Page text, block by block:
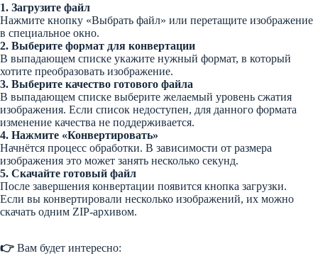
1. Загрузите файл
Нажмите кнопку «Выбрать файл» или перетащите изображение
в специальное окно.
2. Выберите формат для конвертации
В выпадающем списке укажите нужный формат, в который
хотите преобразовать изображение.
3. Выберите качество готового файла
В выпадающем списке выберите желаемый уровень сжатия
изображения. Если список недоступен, для данного формата
изменение качества не поддерживается.
4. Нажмите «Конвертировать»
Начнётся процесс обработки. В зависимости от размера
изображения это может занять несколько секунд.
5. Скачайте готовый файл
После завершения конвертации появится кнопка загрузки.
Если вы конвертировали несколько изображений, их можно
скачать одним ZIP-архивом.
👉 Вам будет интересно: